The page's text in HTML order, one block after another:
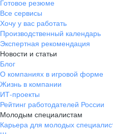
Готовое резюме
Все сервисы
Хочу у вас работать
Производственный календарь
Экспертная рекомендация
Новости и статьи
Блог
О компаниях в игровой форме
Жизнь в компании
ИТ-проекты
Рейтинг работодателей России
Молодым специалистам
Карьера для молодых